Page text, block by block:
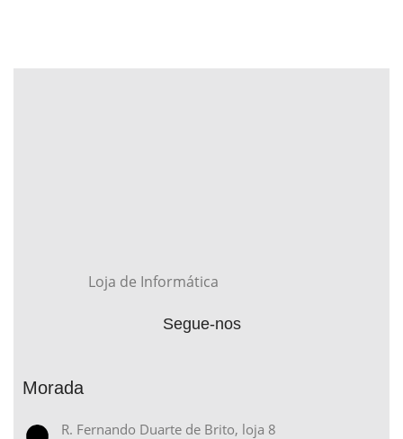
Loja de Informática
Segue-nos
Morada
R. Fernando Duarte de Brito, loja 8